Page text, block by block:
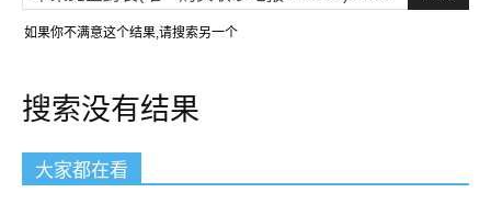
如果你不满意这个结果,请搜索另一个
搜索没有结果
大家都在看